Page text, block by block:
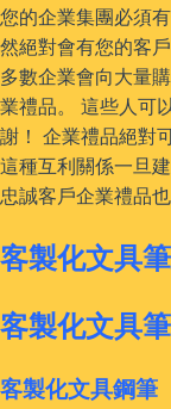
您的企業集團必須
然絕對會有您的客
多數企業會向大量
業禮品。 這些人可
謝！ 企業禮品絕對
這種互利關係一旦
忠誠客戶企業禮品
客製化文具
客製化文具
客製化文具鋼筆